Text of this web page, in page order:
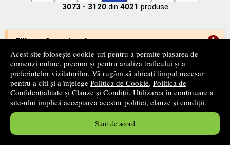
Acest site folosește cookie-uri pentru a permite plasarea de
comenzi online, precum și pentru analiza traficului și a
preferințelor vizitatorilor. Vă rugăm să alocați timpul necesar
pentru a citi și a înțelege Politica de Cookie, Politica de
Confidențialitate și Clauze și Condiții. Utilizarea în continuare a
site-ului implică acceptarea acestor politici, clauze și condiții.
Sunt de acord
Filtrează produsele +
Categorii
Edituri +
3073 - 3120din 4021 produse